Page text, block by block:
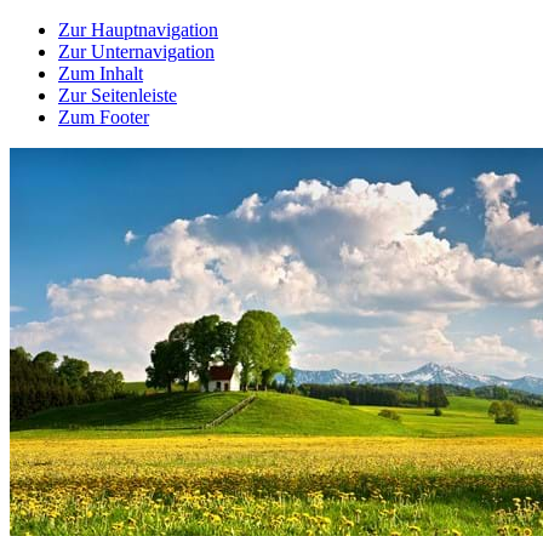
Zur Hauptnavigation
Zur Unternavigation
Zum Inhalt
Zur Seitenleiste
Zum Footer